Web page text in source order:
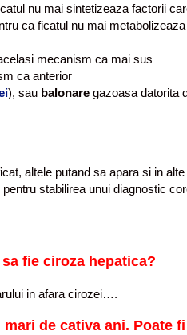
nu mai sintetizeaza factorii
ca ficatul nu mai
mecanism ca mai sus
ca anterior
), sau balonare gazoasa datorita
altele putand sa apara si in
stabilirea unui diagnostic
fie ciroza hepatica?
in afara cirozei….
de cativa ani. Poate